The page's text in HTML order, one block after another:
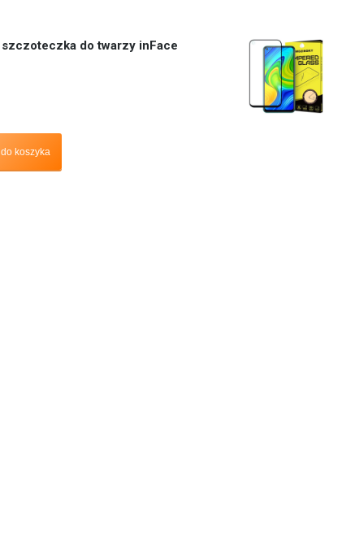
do twarzy inFace
koszyka